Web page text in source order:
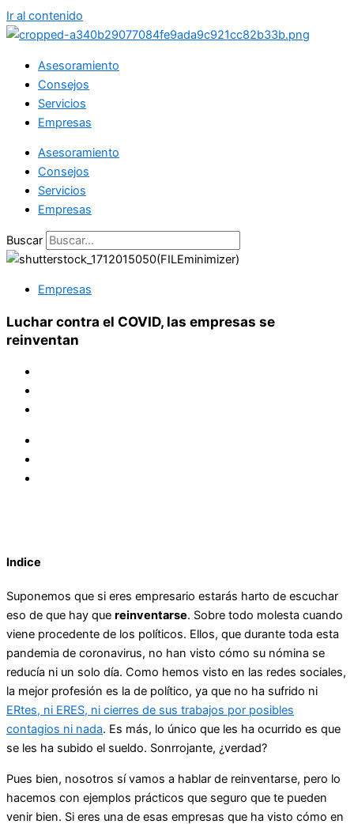
Ir al contenido
Asesoramiento
Consejos
Servicios
Empresas
Asesoramiento
Consejos
Servicios
Empresas
Buscar
Empresas
Luchar contra el COVID, las empresas se
reinventan
Indice
Suponemos que si eres empresario estarás harto de escuchar
eso de que hay que reinventarse. Sobre todo molesta cuando
viene procedente de los políticos. Ellos, que durante toda esta
pandemia de coronavirus, no han visto cómo su nómina se
reducía ni un solo día. Como hemos visto en las redes sociales,
la mejor profesión es la de político, ya que no ha sufrido ni
ERtes, ni ERES, ni cierres de sus trabajos por posibles
contagios ni nada. Es más, lo único que les ha ocurrido es que
se les ha subido el sueldo. Sonrrojante, ¿verdad?
Pues bien, nosotros sí vamos a hablar de reinventarse, pero lo
hacemos con ejemplos prácticos que seguro que te pueden
venir bien. Si eres una de esas empresas que ha visto cómo en